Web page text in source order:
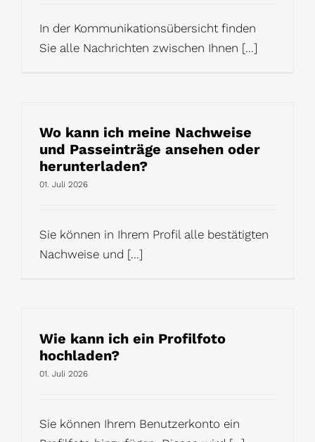
In der Kommunikationsübersicht finden
Sie alle Nachrichten zwischen Ihnen [...]
Wo kann ich meine Nachweise
und Passeinträge ansehen oder
herunterladen?
01. Juli 2026
Sie können in Ihrem Profil alle bestätigten
Nachweise und [...]
Wie kann ich ein Profilfoto
hochladen?
01. Juli 2026
Sie können Ihrem Benutzerkonto ein